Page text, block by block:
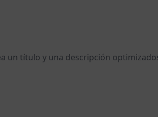
título y una descripción